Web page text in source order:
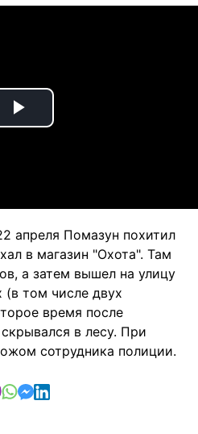
Play
апреля Помазун похитил
в магазин "Охота". Там
а затем вышел на улицу
том числе двух
время после
в лесу. При
сотрудника полиции.
в Telegram
в Facebook
в X
отправить в Viber
отправить в Whatsapp
отправить в Messenger
отправить в LinkedIn